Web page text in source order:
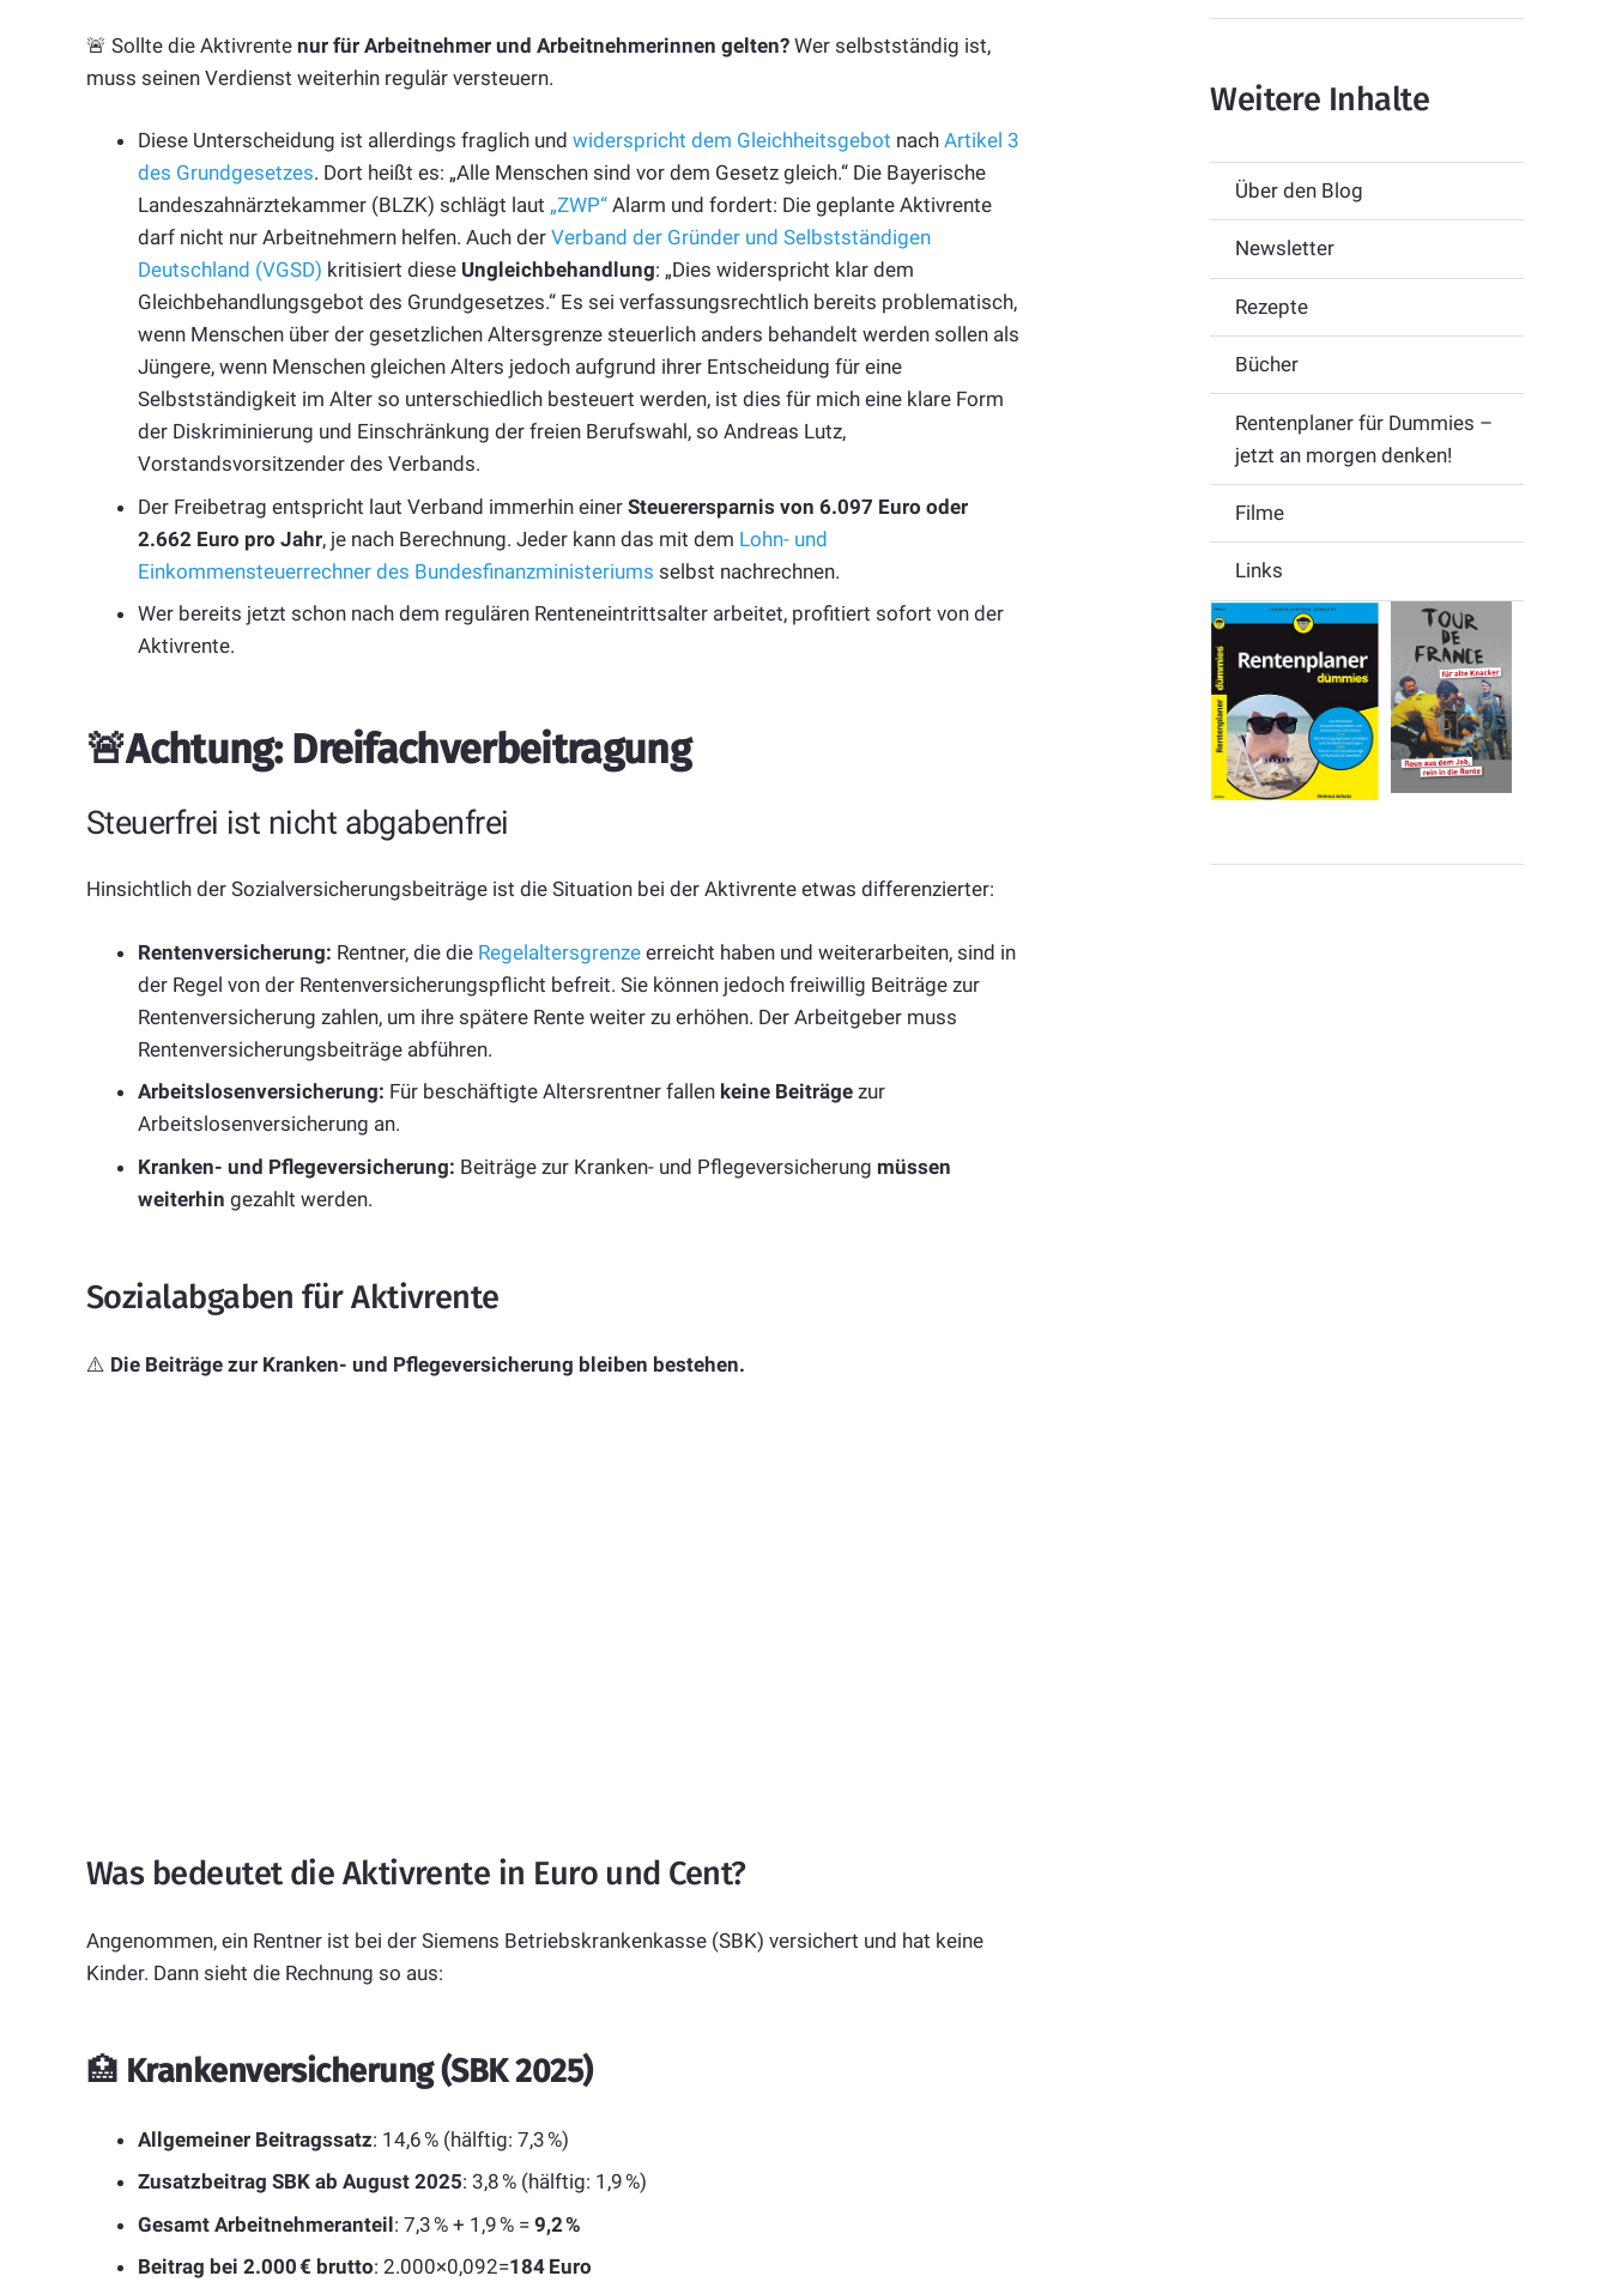
🚨 Sollte die Aktivrente nur für Arbeitnehmer und Arbeitnehmerinnen gelten? Wer selbstständig ist,
muss seinen Verdienst weiterhin regulär versteuern.
Diese Unterscheidung ist allerdings fraglich und widerspricht dem Gleichheitsgebot nach Artikel 3
des Grundgesetzes. Dort heißt es: „Alle Menschen sind vor dem Gesetz gleich.“ Die Bayerische
Landeszahnärztekammer (BLZK) schlägt laut „ZWP“Alarm und fordert: Die geplante Aktivrente
darf nicht nur Arbeitnehmern helfen. Auch der Verband der Gründer und Selbstständigen
Deutschland (VGSD) kritisiert diese Ungleichbehandlung: „Dies widerspricht klar dem
Gleichbehandlungsgebot des Grundgesetzes.“ Es sei verfassungsrechtlich bereits problematisch,
wenn Menschen über der gesetzlichen Altersgrenze steuerlich anders behandelt werden sollen als
Jüngere, wenn Menschen gleichen Alters jedoch aufgrund ihrer Entscheidung für eine
Selbstständigkeit im Alter so unterschiedlich besteuert werden, ist dies für mich eine klare Form
der Diskriminierung und Einschränkung der freien Berufswahl, so Andreas Lutz,
Vorstandsvorsitzender des Verbands.
Der Freibetrag entspricht laut Verband immerhin einer Steuerersparnis von 6.097 Euro oder
2.662 Euro pro Jahr, je nach Berechnung. Jeder kann das mit dem Lohn- und
Einkommensteuerrechner des Bundesfinanzministeriums selbst nachrechnen.
Wer bereits jetzt schon nach dem regulären Renteneintrittsalter arbeitet, profitiert sofort von der
Aktivrente.
🚨Achtung: Dreifachverbeitragung
Steuerfrei ist nicht abgabenfrei
Hinsichtlich der Sozialversicherungsbeiträge ist die Situation bei der Aktivrente etwas differenzierter:
Rentenversicherung: Rentner, die die Regelaltersgrenzeerreicht haben und weiterarbeiten, sind in
der Regel von der Rentenversicherungspflicht befreit. Sie können jedoch freiwillig Beiträge zur
Rentenversicherung zahlen, um ihre spätere Rente weiter zu erhöhen. Der Arbeitgeber muss
Rentenversicherungsbeiträge abführen.
Arbeitslosenversicherung: Für beschäftigte Altersrentner fallen keine Beiträgezur
Arbeitslosenversicherung an.
Kranken- und Pflegeversicherung: Beiträge zur Kranken- und Pflegeversicherung müssen
weiterhin gezahlt werden.
Sozialabgaben für Aktivrente
⚠️ Die Beiträge zur Kranken- und Pflegeversicherung bleiben bestehen.
Was bedeutet die Aktivrente in Euro und Cent?
Angenommen, ein Rentner ist bei der Siemens Betriebskrankenkasse (SBK) versichert und hat keine
Kinder. Dann sieht die Rechnung so aus:
🏥 Krankenversicherung (SBK 2025)
Allgemeiner Beitragssatz: 14,6 % (hälftig: 7,3 %)
Zusatzbeitrag SBK ab August 2025: 3,8 % (hälftig: 1,9 %)
Gesamt Arbeitnehmeranteil: 7,3 % + 1,9 % = 9,2 %
Beitrag bei 2.000 € brutto: 2.000×0,092=184 Euro
Weitere Inhalte
Über den Blog
Newsletter
Rezepte
Bücher
Rentenplaner für Dummies –
jetzt an morgen denken!
Filme
Links